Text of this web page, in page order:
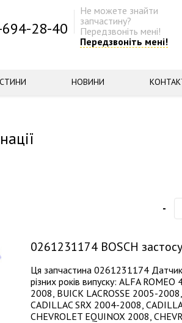
28-40
Не можете знайти
запчастину?
Передзвоніть мені!
Передзвоніть мені!
НОВИНИ
-
0261231174 BOSCH
Ця запчастина 0261231174 Датчик
різних років випуску: ALFA
2008, BUICK LACROSSE 2005-
CADILLAC SRX 2004-2008,
CHEVROLET EQUINOX 2008,